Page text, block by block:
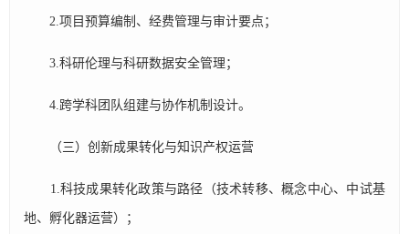
2.项目预算编制、经费管理与审计要点；
3.科研伦理与科研数据安全管理；
4.跨学科团队组建与协作机制设计。
（三）创新成果转化与知识产权运营​​
1.科技成果转化政策与路径（技术转移、概念中心、中试基
地、孵化器运营）；